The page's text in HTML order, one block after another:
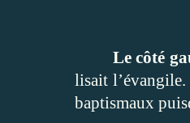
Le côté
lisait
baptismaux